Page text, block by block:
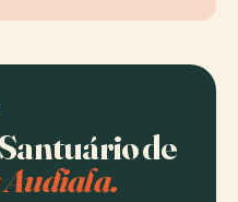
de
Audiala.